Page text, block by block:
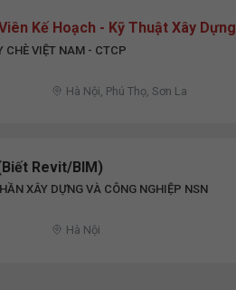
Kế Hoạch - Kỹ Thuật Xây Dựng
CHÈ VIỆT NAM - CTCP
Hà Nội, Phú Thọ, Sơn La
Revit/BIM)
XÂY DỰNG VÀ CÔNG NGHIỆP NSN
Hà Nội